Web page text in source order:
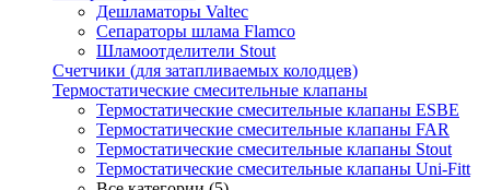
Дешламаторы Valtec
Сепараторы шлама Flamco
Шламоотделители Stout
Счетчики (для затапливаемых колодцев)
Термостатические смесительные клапаны
Термостатические смесительные клапаны ESBE
Термостатические смесительные клапаны FAR
Термостатические смесительные клапаны Stout
Термостатические смесительные клапаны Uni-Fitt